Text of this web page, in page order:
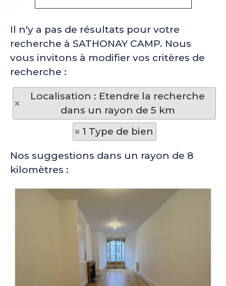
Il n'y a pas de résultats pour votre
recherche à SATHONAY CAMP. Nous
vous invitons à modifier vos critères de
recherche :
Localisation : Etendre la recherche
dans un rayon de 5 km
1 Type de bien
Nos suggestions dans un rayon de 8
kilomètres :